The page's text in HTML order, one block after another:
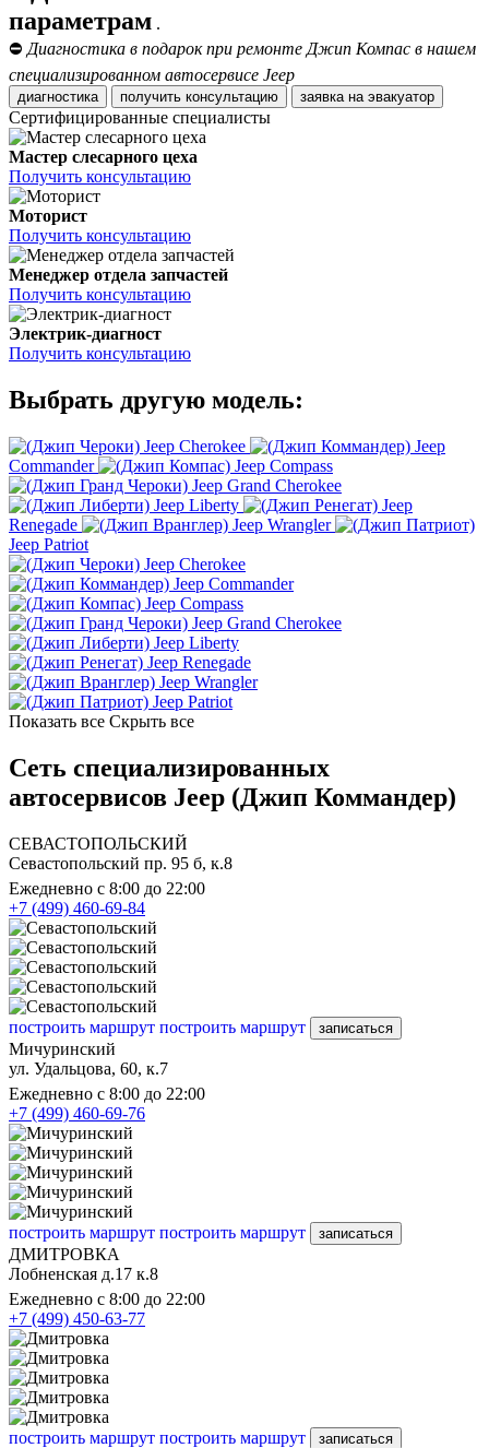
параметрам .
⛔ Диагностика в подарок при ремонте Джип Компас в нашем
специализированном автосервисе Jeep
диагностика получить консультацию заявка на эвакуатор
Сертифицированные специалисты
Мастер слесарного цеха
Получить консультацию
Моторист
Получить консультацию
Менеджер отдела запчастей
Получить консультацию
Электрик-диагност
Получить консультацию
Выбрать другую модель:
Jeep Cherokee
Jeep
Commander
Jeep Compass
Jeep Grand Cherokee
Jeep Liberty
Jeep
Renegade
Jeep Wrangler
Jeep Patriot
Jeep Cherokee
Jeep Commander
Jeep Compass
Jeep Grand Cherokee
Jeep Liberty
Jeep Renegade
Jeep Wrangler
Jeep Patriot
Показать все Скрыть все
Сеть специализированных
автосервисов Jeep (Джип Коммандер)
СЕВАСТОПОЛЬСКИЙ
Севастопольский пр. 95 б, к.8
Ежедневно с 8:00 до 22:00
+7 (499) 460-69-84
построить маршрут построить маршрут записаться
Мичуринский
ул. Удальцова, 60, к.7
Ежедневно с 8:00 до 22:00
+7 (499) 460-69-76
построить маршрут построить маршрут записаться
ДМИТРОВКА
Лобненская д.17 к.8
Ежедневно с 8:00 до 22:00
+7 (499) 450-63-77
построить маршрут построить маршрут записаться